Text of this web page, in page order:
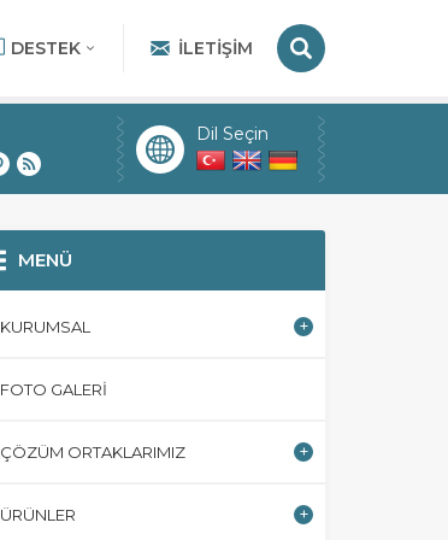
DESTEK İLETIŞIM
Dil Seçin
MENÜ
KURUMSAL
FOTO GALERI
ÇÖZÜM ORTAKLARIMIZ
ÜRÜNLER